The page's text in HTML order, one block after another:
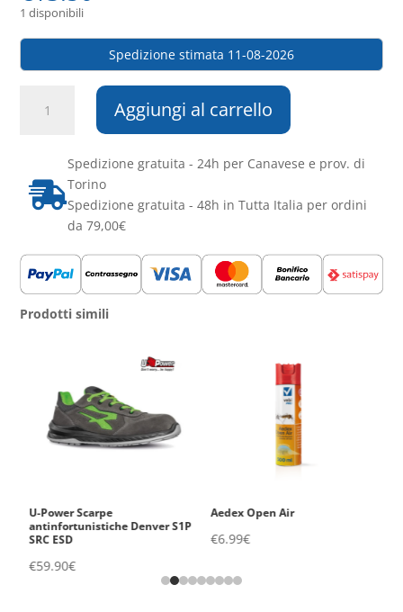
1 disponibili
Spedizione stimata 11-08-2026
Montebianco
Lavapavimenti
quantità
Aggiungi al carrello

Spedizione gratuita - 24h per Canavese e prov. di
Torino
Spedizione gratuita - 48h in Tutta Italia per ordini
da 79,00€
Prodotti simili
U-Power Scarpe
antinfortunistiche Denver S1P
SRC ESD
€59.90€
Aedex Open Air
€6.99€